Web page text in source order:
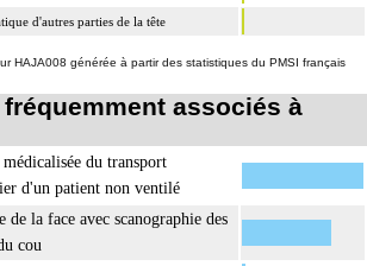
d'autres parties de la tête
HAJA008 générée à partir des statistiques du PMSI français
fréquemment associés à
du transport
d'un patient non ventilé
de la face avec scanographie des
cou